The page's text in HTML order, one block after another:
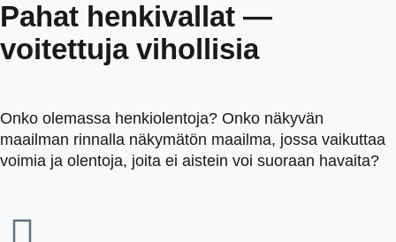
Pahat henkivallat —
voitettuja vihollisia
Onko olemassa henkiolentoja? Onko näkyvän
maailman rinnalla näkymätön maailma, jossa vaikuttaa
voimia ja olentoja, joita ei aistein voi suoraan havaita?